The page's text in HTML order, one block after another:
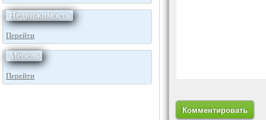
Недвижимость
Перейти
Мебель
Перейти